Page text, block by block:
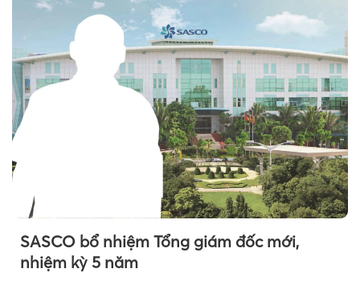
SASCO bổ nhiệm Tổng giám đốc mới,
nhiệm kỳ 5 năm